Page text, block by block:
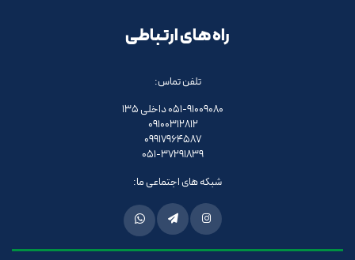
راه های ارتباطی
تلفن تماس:
051-91009080 داخلی 135
09100312812
09917964587
051-37291839
شبکه های اجتماعی ما: